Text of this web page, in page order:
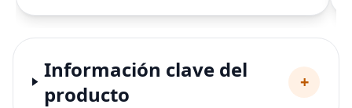
Información clave del
producto
+